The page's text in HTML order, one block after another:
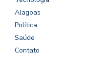
Alagoas
Política
Saúde
Contato